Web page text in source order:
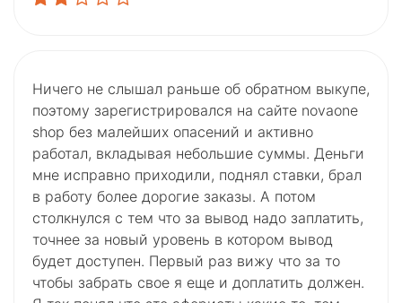
Ничего не слышал раньше об обратном выкупе,
поэтому зарегистрировался на сайте novaone
shop без малейших опасений и активно
работал, вкладывая небольшие суммы. Деньги
мне исправно приходили, поднял ставки, брал
в работу более дорогие заказы. А потом
столкнулся с тем что за вывод надо заплатить,
точнее за новый уровень в котором вывод
будет доступен. Первый раз вижу что за то
чтобы забрать свое я еще и доплатить должен.